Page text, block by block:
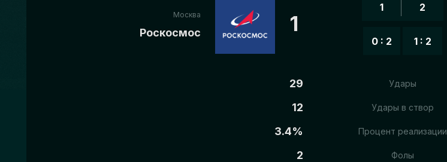
Москва
Роскосмос 1
1
0 : 2
2
1 : 2
29 Удары
12
Удары в створ
3.4%
Процент реализации
2
Фолы